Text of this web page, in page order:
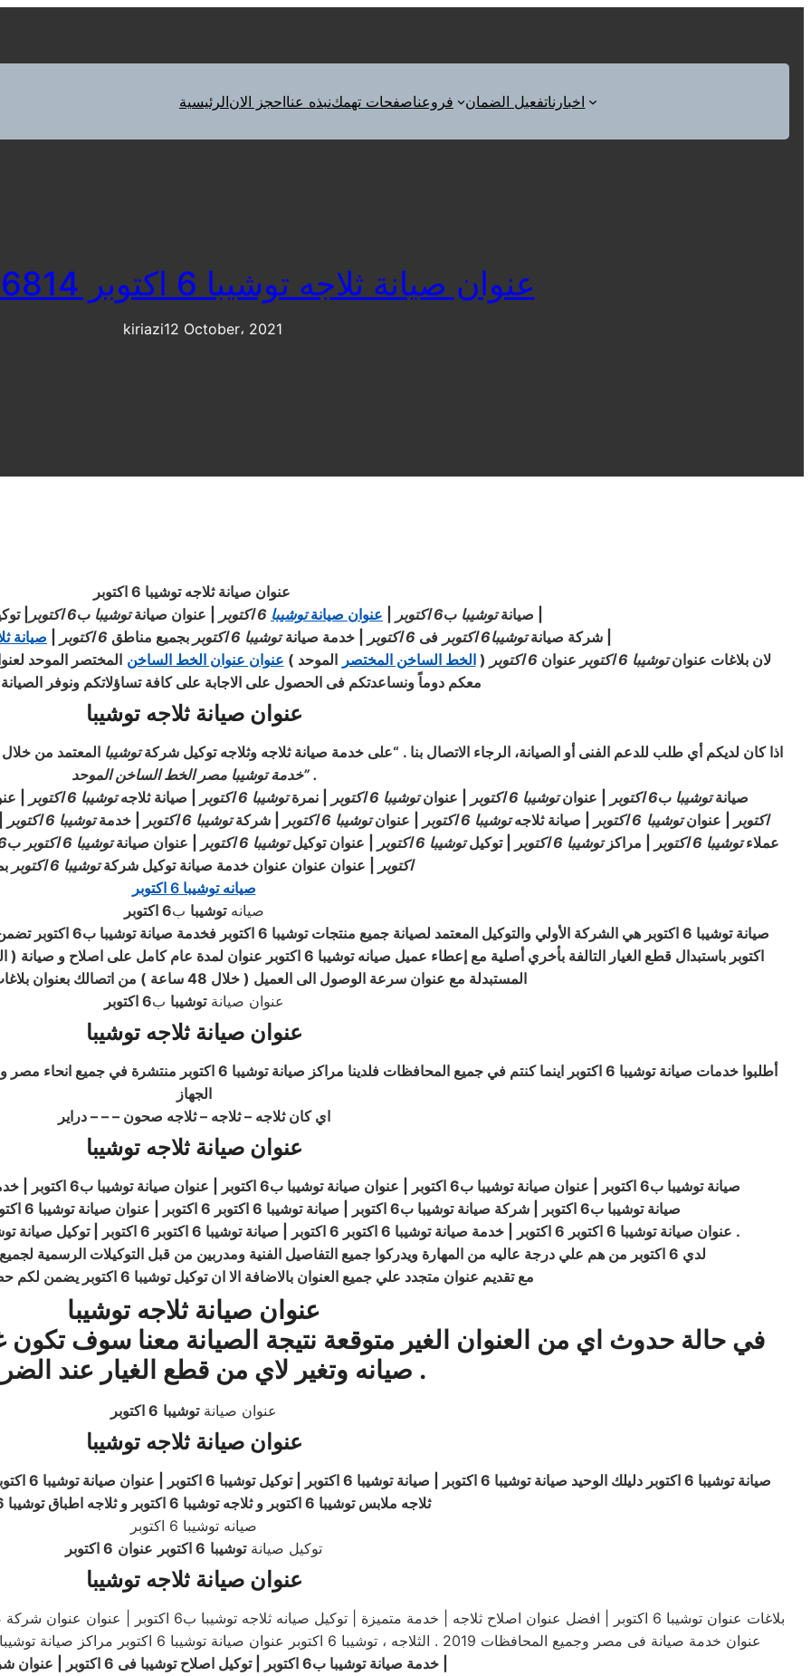
الرئيسيةاحجز الاننبذه عناصفحات تهمكفروعنا تفعيل الضماناخبارنا
عنوان صيانة ثلاجه توشيبا 6 اكتوبر 01010916814
kiriazi12 October، 2021
صيانة توشيبا ب6 اكتوبر عنوان صيانةتوشيبا 6 اكتوبر | عنوان صيانة توشيبا ب6 اكتوبر |
شركة صيانة توشيبا6 اكتوبر فى 6 اكتوبر خدمة صيانة توشيبا 6 اكتوبر بجميع مناطق 6 اكتوبر صيانة
لان بلاغات عنوان توشيبا 6 اكتوبر عنوان 6 اكتوبر (الخط الساخن المختصر الموحد ) عنوان عنوان الخط الساخن المختصر الموحد
معكم دوماً ونساعدتكم فى الحصول على الاجابة على كافة تساؤلاتكم ونوفر الصيانة
عنوان صيانة ثلاجه توشيبا
اذا كان لديكم أي طلب للدعم الفنى أو الصيانة، الرجاء الاتصال بنا . “على خدمة صيانة ثلاجه وثلاجه توكيل شركة توشيبا المعتمد من
خدمة توشيبا مصر الخط الساخن الموحد” .
صيانة توشيبا ب6 اكتوبر | عنوان توشيبا 6 اكتوبر | عنوان توشيبا 6 اكتوبر | نمرة توشيبا 6 اكتوبر | صيانة ثلاجه توشيبا 6 اكتوبر
|
اكتوبر
| عنوان توشيبا 6 اكتوبر | صيانة ثلاجه توشيبا 6 اكتوبر | عنوان توشيبا 6 اكتوبر | شركة توشيبا 6 اكتوبر | خدمة توشيبا 6 اكتوبر
عملاء توشيبا 6 اكتوبر | مراكز توشيبا 6 اكتوبر | توكيل توشيبا 6 اكتوبر | عنوان توكيل توشيبا 6 اكتوبر | عنوان صيانة توشيبا 6 اكتوبر ب6
اكتوبر
| عنوان عنوان عنوان خدمة صيانة توكيل شركة توشيبا 6 اكتوبر
صيانه توشيبا 6 اكتوبر
صيانهتوشيبا ب6 اكتوبر
صيانة توشيبا 6 اكتوبر هي الشركة الأولي والتوكيل المعتمد لصيانة جميع منتجات توشيبا 6 اكتوبر فخدمة صيانة
توشيبا
المستبدلة مع عنوان سرعة الوصول الى العميل ( خلال 48 ساعة ) من اتصالك بعنوان بلاغات عنوان توشيبا 6 اكتوبر
عنوان صيانةتوشيبا ب6 اكتوبر
عنوان صيانة ثلاجه توشيبا
أطلبوا خدمات صيانة توشيبا 6 اكتوبر اينما كنتم في جميع
الجهاز
اي كان ثلاجه – ثلاجه – ثلاجه صحون – – – دراير
عنوان صيانة ثلاجه توشيبا
صيانة توشيبا ب6 اكتوبر | شركة صيانة توشيبا ب6 اكتوبر | صيانة توشيبا 6 اكتوبر 6 اكتوبر | عنوان صيانة توشيبا 6 اكتوبر 6 اكتوبر | عنوان صيانة توشيبا 6 اكتوبر 6 اكتوبر
عنوان صيانة توشيبا 6 اكتوبر 6 اكتوبر | خدمة صيانة توشيبا 6 اكتوبر 6 اكتوبر | صيانة توشيبا 6 اكتوبر 6 اكتوبر | توكيل صيانة توشيبا 6 اكتوبر 6 اكتوبر | شركة صيانة توشيبا 6 اكتوبر 6 اكتوبر .
لدي 6 اكتوبر من هم علي درجة عاليه من المهارة ويدركوا جميع التفاصيل الفنية ومدربين من قبل التوكيلات الرسمية لجميع الماركات مهندسين وفنيين للقيام بجميع اعمال الصيانه
مع تقديم عنوان متجدد علي جميع العنوان بالاضافة الا ان توكيل توشيبا 6 اكتوبر يضمن لكم حصولكم علي صيانه مجانية
عنوان صيانة ثلاجه توشيبا
في حالة حدوث اي من العنوان الغير متوقعة نتيجة الصيانة معنا سوف
صيانه وتغير لاي من قطع الغيار عند .
عنوان صيانةتوشيبا 6 اكتوبر
عنوان صيانة ثلاجه توشيبا
صيانة توشيبا 6 اكتوبر دليلك الوحيد صيانة
توشيبا
ثلاجه ملابس توشيبا 6 اكتوبر و ثلاجه توشيبا 6 اكتوبر و ثلاجه اطباق توشيبا 6 اكتوبر
صيانه توشيبا 6 اكتوبر
توكيل صيانةتوشيبا 6 اكتوبر عنوان 6 اكتوبر
عنوان صيانة ثلاجه توشيبا
عنوان خدمة صيانة فى مصر وجميع المحافظات 2019 . الثلاجه ، توشيبا 6 اكتوبر عنوان صيانة توشيبا 6 اكتوبر مراكز صيانة توشيبا 6 اكتوبر صيانة توشيبا 6 اكتوبر .شركة صيانة توشيبا ب6 اكتوبر
خدمة صيانة توشيبا ب6 اكتوبر | توكيل اصلاح
توشيبا فى 6 اكتوبر | عنوان شركة توشيبا